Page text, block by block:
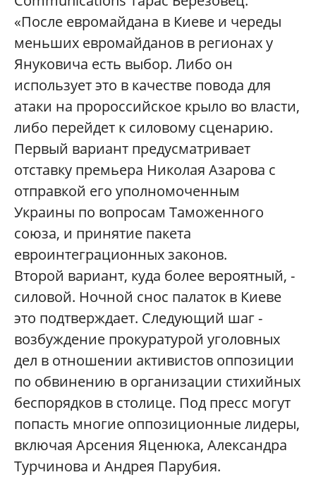
«После евромайдана в Киеве и череды
меньших евромайданов в регионах у
Януковича есть выбор. Либо он
использует это в качестве повода для
атаки на пророссийское крыло во власти,
либо перейдет к силовому сценарию.
Первый вариант предусматривает
отставку премьера Николая Азарова с
отправкой его уполномоченным
Украины по вопросам Таможенного
союза, и принятие пакета
евроинтеграционных законов.
Второй вариант, куда более вероятный, -
силовой. Ночной снос палаток в Киеве
это подтверждает. Следующий шаг -
возбуждение прокуратурой уголовных
дел в отношении активистов оппозиции
по обвинению в организации стихийных
беспорядков в столице. Под пресс могут
попасть многие оппозиционные лидеры,
включая Арсения Яценюка, Александра
Турчинова и Андрея Парубия.